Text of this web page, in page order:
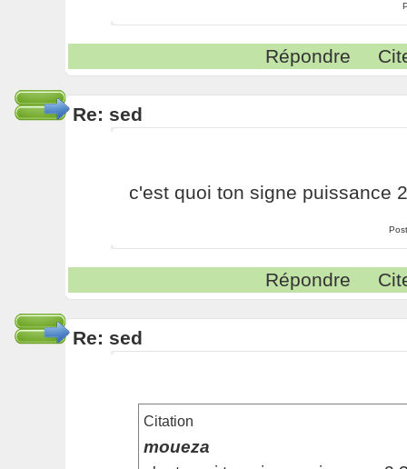
Répondre
Re: sed
c'est quoi ton signe puissance
Répondre
Re: sed
Citation
moueza